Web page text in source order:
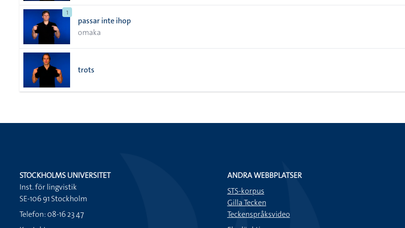
1
passar inte ihop
omaka
trots
STOCKHOLMS UNIVERSITET
Inst. för lingvistik
SE-106 91 Stockholm
Telefon: 08-16 23 47
ANDRA WEBBPLATSER
STS-korpus
Gilla Tecken
Teckenspråksvideo